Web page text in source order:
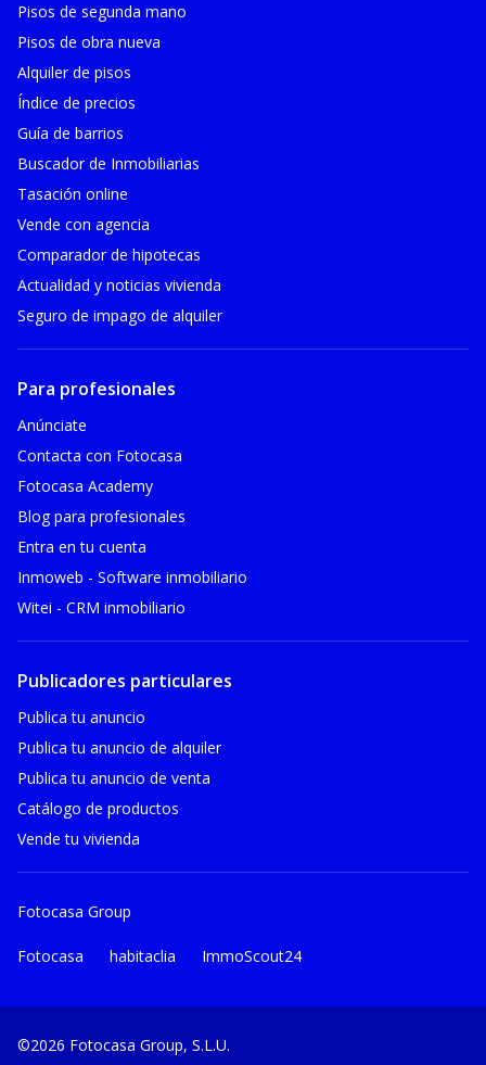
Pisos de segunda mano
Pisos de obra nueva
Alquiler de pisos
Índice de precios
Guía de barrios
Buscador de Inmobiliarias
Tasación online
Vende con agencia
Comparador de hipotecas
Actualidad y noticias vivienda
Seguro de impago de alquiler
Para profesionales
Anúnciate
Contacta con Fotocasa
Fotocasa Academy
Blog para profesionales
Entra en tu cuenta
Inmoweb - Software inmobiliario
Witei - CRM inmobiliario
Publicadores particulares
Publica tu anuncio
Publica tu anuncio de alquiler
Publica tu anuncio de venta
Catálogo de productos
Vende tu vivienda
Fotocasa Group
Fotocasa habitaclia ImmoScout24
©2026 Fotocasa Group, S.L.U.